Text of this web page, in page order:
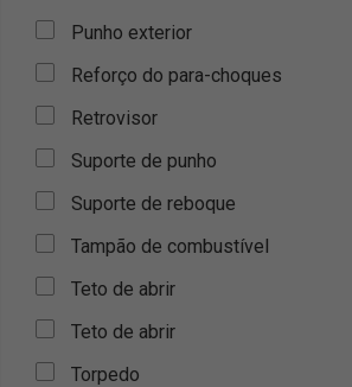
Punho exterior
Reforço do para-choques
Retrovisor
Suporte de punho
Suporte de reboque
Tampão de combustível
Teto de abrir
Teto de abrir
Torpedo